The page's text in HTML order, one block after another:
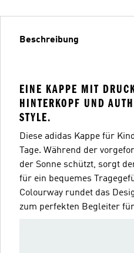
Beschreibung
EINE KAPPE MIT
HINTERKOPF UND
STYLE.
Diese adidas Kappe für
Tage. Während der
der Sonne schützt, sorgt
für ein bequemes
Colourway rundet das
zum perfekten Begleiter für